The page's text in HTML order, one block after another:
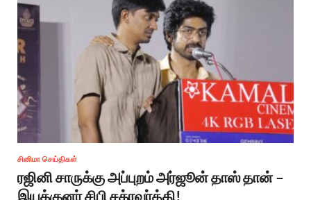
சினிமா செய்திகள்
ரஜினி சாருக்கு அப்புறம் அர்ஜூன் தாஸ் தான் –
இயக்குனர் சிபி சக்ரவர்த்தி!